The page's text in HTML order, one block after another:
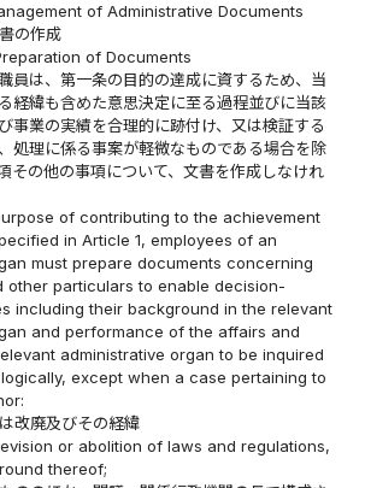
of Administrative Documents
の作成
of Documents
員は、第一条の目的の達成に資するため、当
経緯も含めた意思決定に至る過程並びに当該
事業の実績を合理的に跡付け、又は検証する
処理に係る事案が軽微なものである場合を除
その他の事項について、文書を作成しなけれ
of contributing to the achievement
in Article 1, employees of an
must prepare documents concerning
other particulars to enable decision-
including their background in the relevant
and performance of the affairs and
administrative organ to be inquired
except when a case pertaining to
改廃及びその経緯
or abolition of laws and regulations,
thereof;